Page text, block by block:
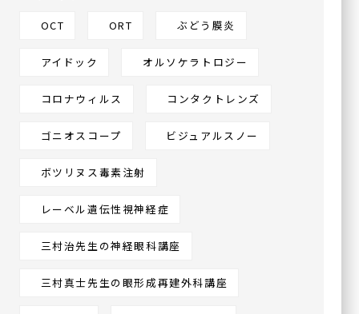
イオンタウン守口3階
ハナテンミライ眼科
大阪府大阪市鶴見区放出東
ヴェルデ放出駅前 3F
OCT ORT ぶどう膜炎
アイドック オルソケラトロジー
コロナウィルス コンタクトレンズ
ゴニオスコープ ビジュアルスノー
ボツリヌス毒素注射
レーベル遺伝性視神経症
三村治先生の神経眼科講座
三村真士先生の眼形成再建外科講座